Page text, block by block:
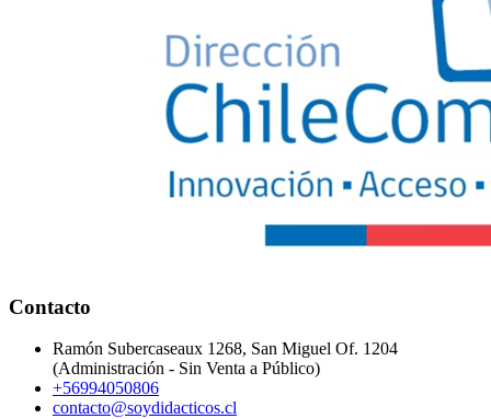
Contacto
Ramón Subercaseaux 1268, San Miguel Of. 1204
(Administración - Sin Venta a Público)
+56994050806
contacto@soydidacticos.cl